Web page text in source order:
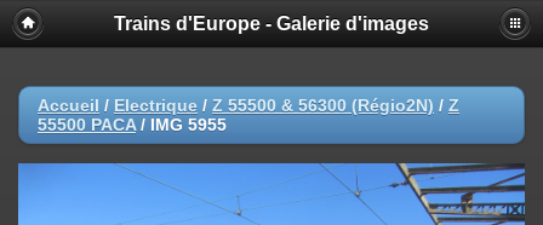
Trains d'Europe - Galerie d'images
Accueil / Electrique / Z 55500 & 56300 (Régio2N) / Z
55500 PACA/ IMG 5955